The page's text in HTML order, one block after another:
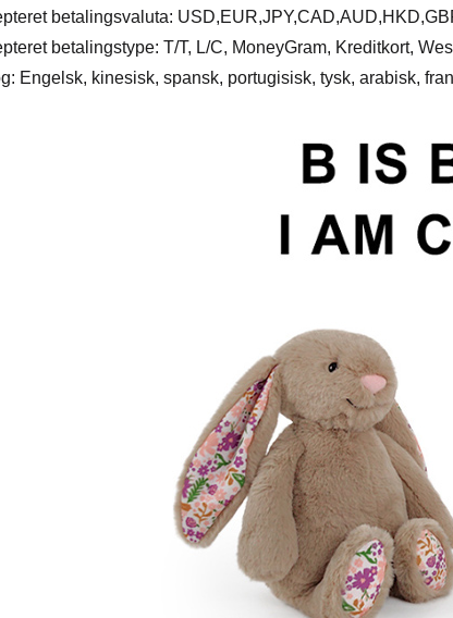
betalingsvaluta:
betalingstype: T/T, L/C, MoneyGram, Kreditkort,
Engelsk, kinesisk, spansk, portugisisk, tysk, arabisk,